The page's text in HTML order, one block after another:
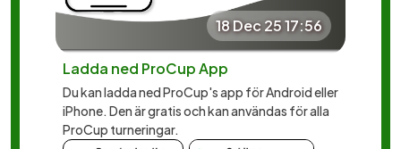
18 Dec 25 17:56
Ladda ned ProCup App
Du kan ladda ned ProCup's app för Android eller
iPhone. Den är gratis och kan användas för alla
ProCup turneringar.